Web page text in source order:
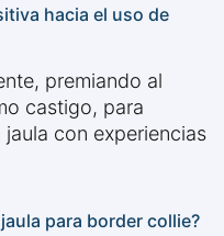
hacia el uso de
premiando al
castigo, para
con experiencias
para border collie?